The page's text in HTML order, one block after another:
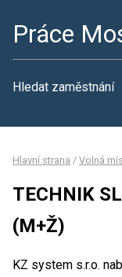
Práce
Hledat zaměstnání
Hlavní strana / Volná
TECHNIK
(M+Ž)
KZ system s.r.o.